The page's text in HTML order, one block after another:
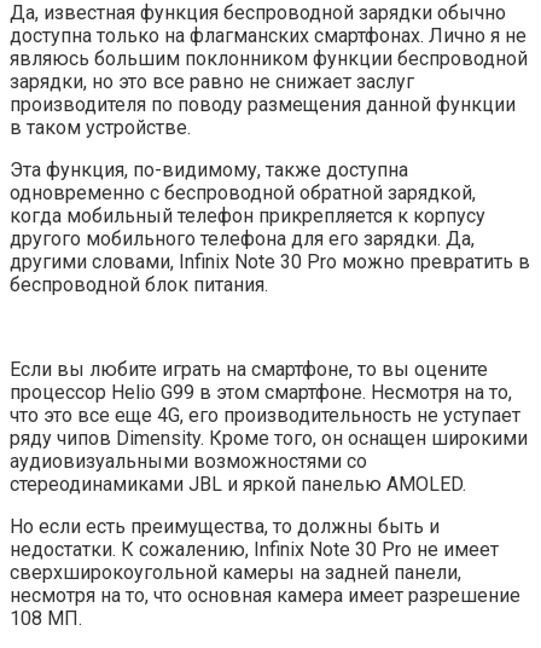
Да, известная функция беспроводной зарядки обычно
доступна только на флагманских смартфонах. Лично я не
являюсь большим поклонником функции беспроводной
зарядки, но это все равно не снижает заслуг
производителя по поводу размещения данной функции
в таком устройстве.
Эта функция, по-видимому, также доступна
одновременно с беспроводной обратной зарядкой,
когда мобильный телефон прикрепляется к корпусу
другого мобильного телефона для его зарядки. Да,
другими словами, Infinix Note 30 Pro можно превратить в
беспроводной блок питания.
Если вы любите играть на смартфоне, то вы оцените
процессор Helio G99 в этом смартфоне. Несмотря на то,
что это все еще 4G, его производительность не уступает
ряду чипов Dimensity. Кроме того, он оснащен широкими
аудиовизуальными возможностями со
стереодинамиками JBL и яркой панелью AMOLED.
Но если есть преимущества, то должны быть и
недостатки. К сожалению, Infinix Note 30 Pro не имеет
сверхширокоугольной камеры на задней панели,
несмотря на то, что основная камера имеет разрешение
108 МП.